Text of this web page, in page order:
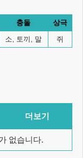
충돌
상극
소, 토끼, 말 쥐
더보기
없습니다.